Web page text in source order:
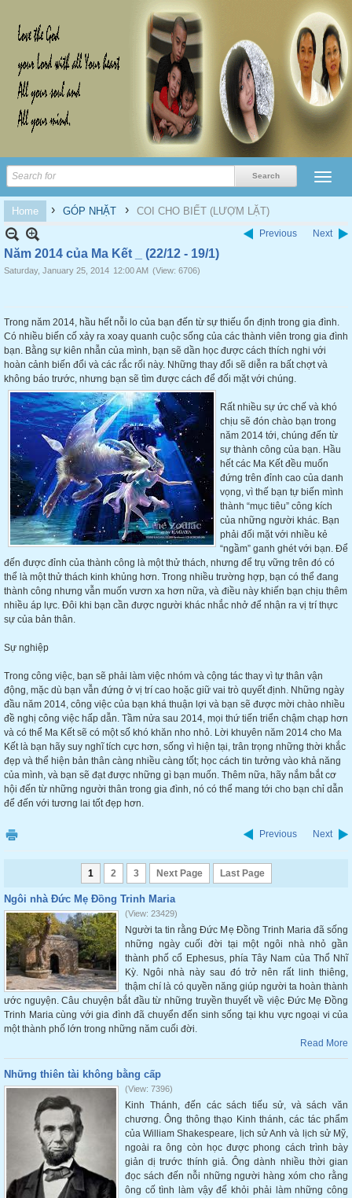
Home › GÓP NHẶT › COI CHO BIẾT (LƯỢM LẶT)
Previous Next
Năm 2014 của Ma Kết _ (22/12 - 19/1)
Saturday, January 25, 2014 12:00 AM (View: 6706)
Trong năm 2014, hầu hết nỗi lo của bạn đến từ sự thiếu ổn định trong gia đình.
Có nhiều biến cố xảy ra xoay quanh cuộc sống của các thành viên trong gia đình
bạn. Bằng sự kiên nhẫn của mình, bạn sẽ dần học được cách thích nghi với
hoàn cảnh biến đổi và các rắc rối này. Những thay đổi sẽ diễn ra bất chợt và
không báo trước, nhưng bạn sẽ tìm được cách để đối mặt với chúng.
Rất nhiều sự ức chế và khó
chịu sẽ đón chào bạn trong
năm 2014 tới, chúng đến từ
sự thành công của bạn. Hầu
hết các Ma Kết đều muốn
đứng trên đỉnh cao của danh
vọng, vì thế bạn tự biến mình
thành “mục tiêu” công kích
của những người khác. Bạn
phải đối mặt với nhiều kẻ
“ngầm” ganh ghét với bạn. Để
đến được đỉnh của thành công là một thử thách, nhưng để trụ vững trên đó có
thể là một thử thách kinh khủng hơn. Trong nhiều trường hợp, bạn có thể đang
thành công nhưng vẫn muốn vươn xa hơn nữa, và điều này khiến bạn chịu thêm
nhiều áp lực. Đôi khi bạn cần được người khác nhắc nhở để nhận ra vị trí thực
sự của bản thân.
Sự nghiệp
Trong công việc, bạn sẽ phải làm việc nhóm và cộng tác thay vì tự thân vận
động, mặc dù bạn vẫn đứng ở vị trí cao hoặc giữ vai trò quyết định. Những ngày
đầu năm 2014, công việc của bạn khá thuận lợi và bạn sẽ được mời chào nhiều
đề nghị công việc hấp dẫn. Tầm nửa sau 2014, mọi thứ tiến triển chậm chạp hơn
và có thể Ma Kết sẽ có một số khó khăn nho nhỏ. Lời khuyên năm 2014 cho Ma
Kết là bạn hãy suy nghĩ tích cực hơn, sống vì hiện tại, trân trọng những thời khắc
đẹp và thể hiện bản thân càng nhiều càng tốt; học cách tin tưởng vào khả năng
của mình, và bạn sẽ đạt được những gì bạn muốn. Thêm nữa, hãy nắm bắt cơ
hội đến từ những người thân trong gia đình, nó có thể mang tới cho bạn chỉ dẫn
để đến với tương lai tốt đẹp hơn.
Previous Next
1 2 3 Next Page Last Page
Ngôi nhà Đức Mẹ Đồng Trinh Maria
(View: 23429)
Người ta tin rằng Đức Mẹ Đồng Trinh Maria đã sống
những ngày cuối đời tại một ngôi nhà nhỏ gần
thành phố cổ Ephesus, phía Tây Nam của Thổ Nhĩ
Kỳ. Ngôi nhà này sau đó trở nên rất linh thiêng,
thậm chí là có quyền năng giúp người ta hoàn thành
ước nguyện. Câu chuyện bắt đầu từ những truyền thuyết về việc Đức Mẹ Đồng
Trinh Maria cùng với gia đình đã chuyển đến sinh sống tại khu vực ngoại vi của
một thành phố lớn trong những năm cuối đời.
Read More
Những thiên tài không bằng cấp
(View: 7396)
Kinh Thánh, đến các sách tiếu sử, và sách văn
chương. Ông thông thạo Kinh thánh, các tác phẩm
của William Shakespeare, lịch sử Anh và lịch sử Mỹ,
ngoài ra ông còn học được phong cách trình bày
giản dị trước thính giả. Ông dành nhiều thời gian
đọc sách đến nỗi những người hàng xóm cho rằng
ông cố tình làm vậy để khỏi phải làm những công